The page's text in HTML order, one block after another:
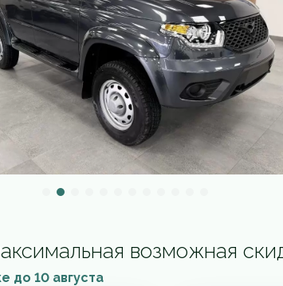
возможная
до 10 августа